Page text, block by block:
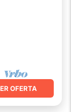
OFERTA